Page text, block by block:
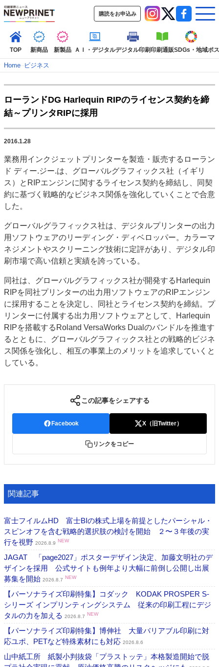
購読をお申込み
TOP 新商品 新製品 ＡＩ・デジタルデジタル印刷印刷通販SDGs・地域ポ
TOP
新着記事 特集記事
インタビュー
コレクション
SDGs・地域
ポストプレス ビジネス イベント 信用情報
業界
市場・統計
人事・移転・異動・訃報
特集記事カテゴリー一覧
特集・デジタル印刷 アイデアで勝負！ ～多様なビジネス・多彩な商材～
中古印刷機・製本機特集
特集・デジタル印刷 ～ 新成長軌道を描く
案内
発刊案内
JFPI印刷用語集 印刷機材年鑑
運営
会社案内
購読・購入申し込み
サイトポリシー
お問い合わせ
Home–ビジネス
ローランドDG Harlequin RIPのライセンス契約を締
結～プリンタRIPに採用
2016.1.28
業務用インクジェットプリンターを製造・販売するローラン
ド ディー.ジー.は、グローバルグラフィックス社（イギリ
ス）とRIPエンジンに関するライセンス契約を締結し、同契
約に基づく戦略的なビジネス関係を強化していくことで合意
した。
グローバルグラフィックス社は、デジタルプリンターの出力
用ソフトウェアのリーディング・ディベロッパー。カラーマ
ネジメントやスクリーニング技術に定評があり、デジタル印
刷市場で高い信頼と実績を誇っている。
同社は、グローバルグラフィックス社が開発するHarlequin
RIPを同社プリンターの出力用ソフトウェアのRIPエンジン
に採用することを決定し、同社とライセンス契約を締結。プ
リンターに付属する出力用ソフトウェアとして、Harlequin
RIPを搭載するRoland VersaWorks Dualのバンドルを推進す
るとともに、グローバルグラフィックス社との戦略的ビジネ
ス関係を強化し、相互の事業上のメリットを追求していくと
している。
この記事をシェアする
Facebook X（旧Twitter）
リンクをコピー
関連記事
富士フイルムHD 富士BIの株式上場を前提としたパーシャル・
スピンオフを含む戦略的選択肢の検討を開始 ２〜３年後の実
行を視野 2026.8.9 NEW
JAGAT 「page2027」ポスターデザイン決定、加藤文明社のデ
ザインを採用 公式サイトも例年より大幅に前倒し公開し出展
募集を開始 2026.8.7 NEW
【パーソナライズ印刷特集】コダック KODAK PROSPER S-
シリーズ インプリンティングシステム 従来の印刷工程にデジ
タルの力を加える 2026.8.7 NEW
【パーソナライズ印刷特集】博伸社 大量バリアブル印刷に対
応ユポ、PETなど特殊素材にも対応 2026.8.6
山中紙工所 紙製小判抜袋「プラストッテ」本格製造開始で脱